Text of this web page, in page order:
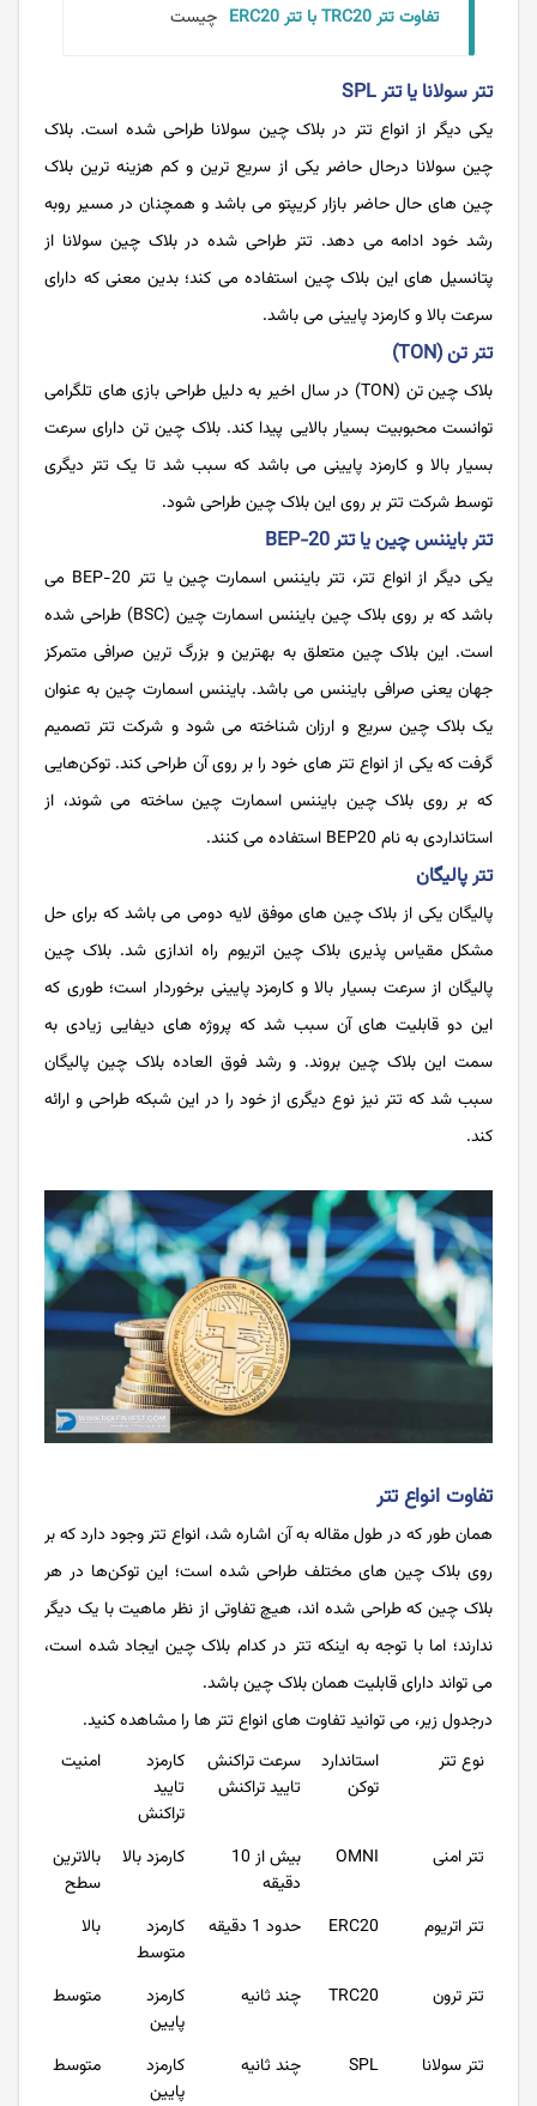
تفاوت تتر TRC20 با تتر ERC20 چیست
تتر سولانا یا تتر SPL
یکی دیگر از انواع تتر در بلاک چین سولانا طراحی شده است. بلاک
چین سولانا درحال حاضر یکی از سریع ‌ترین و کم‌ هزینه ‌ترین بلاک
چین های حال حاضر بازار کریپتو می باشد و همچنان در مسیر روبه
رشد خود ادامه می دهد. تتر طراحی شده در بلاک چین سولانا از
پتانسیل های این بلاک چین استفاده می کند؛ بدین معنی که دارای
سرعت بالا و کارمزد پایینی می باشد.
تتر تن (TON)
بلاک چین تن (TON) در سال اخیر به دلیل طراحی بازی های تلگرامی
توانست محبوبیت بسیار بالایی پیدا کند. بلاک چین تن دارای سرعت
بسیار بالا و کارمزد پایینی می باشد که سبب شد تا یک تتر دیگری
توسط شرکت تتر بر روی این بلاک چین طراحی شود.
تتر بایننس چین یا تتر BEP-20
یکی دیگر از انواع تتر، تتر بایننس اسمارت چین یا تتر BEP-20 می
باشد که بر روی بلاک چین بایننس اسمارت چین (BSC) طراحی شده
است. این بلاک چین متعلق به بهترین و بزرگ ترین صرافی متمرکز
جهان یعنی صرافی بایننس می باشد. بایننس اسمارت چین به عنوان
یک بلاک چین سریع و ارزان شناخته می شود و شرکت تتر تصمیم
گرفت که یکی از انواع تتر های خود را بر روی آن طراحی کند. توکن‌هایی
که بر روی بلاک چین بایننس اسمارت چین ساخته می شوند، از
استانداردی به نام BEP20 استفاده می ‌کنند.
تتر پالیگان
پالیگان یکی از بلاک چین های موفق لایه دومی می باشد که برای حل
مشکل مقیاس ‌پذیری بلاک چین اتریوم راه اندازی شد. بلاک چین
پالیگان از سرعت بسیار بالا و کارمزد پایینی برخوردار است؛ طوری که
این دو قابلیت های آن سبب شد که پروژه های دیفایی زیادی به
سمت این بلاک چین بروند. و رشد فوق العاده بلاک چین پالیگان
سبب شد که تتر نیز نوع دیگری از خود را در این شبکه طراحی و ارائه
کند.
تفاوت انواع تتر
همان طور که در طول مقاله به آن اشاره شد، انواع تتر وجود دارد که بر
روی بلاک چین های مختلف طراحی شده است؛ این توکن‌ها در هر
بلاک چین که طراحی شده اند، هیچ تفاوتی از نظر ماهیت با یک دیگر
ندارند؛ اما با توجه به اینکه تتر در کدام بلاک چین ایجاد شده است،
می تواند دارای قابلیت همان بلاک چین باشد.
درجدول زیر، می توانید تفاوت های انواع تتر ها را مشاهده کنید.
نوع تتر
استاندارد
توکن
سرعت تراکنش
تایید تراکنش
کارمزد
تایید
تراکنش
امنیت
تتر امنی OMNI
بیش از 10
دقیقه
کارمزد بالا
بالاترین
سطح
تتر اتریوم
ERC20 حدود 1 دقیقه
کارمزد
متوسط
بالا
تتر ترون TRC20 چند ثانیه
کارمزد
پایین
متوسط
تتر سولانا SPL چند ثانیه
کارمزد
پایین
متوسط